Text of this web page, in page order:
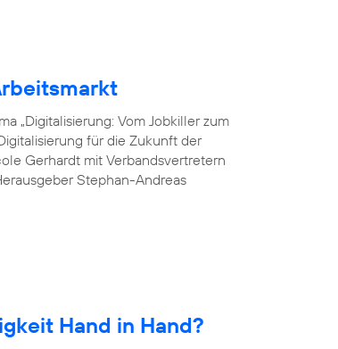
„Digitalisierung: Vom Jobkiller zum
für die Zukunft der
Gerhardt mit Verbandsvertretern
Stephan-Andreas
Hand in Hand?